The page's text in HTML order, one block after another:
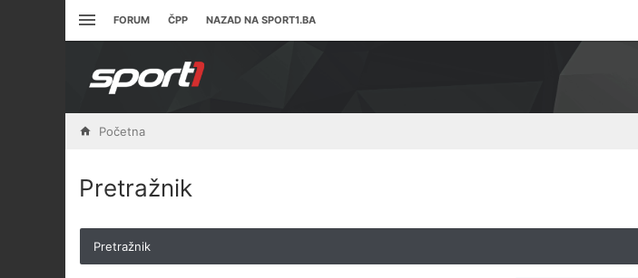
FORUM ČPP NAZAD NA SPORT1.BA
Početna
Pretražnik
Pretražnik